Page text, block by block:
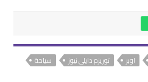
اوبر توريزم دايلى نيوز
سياحة